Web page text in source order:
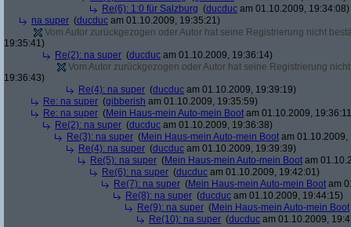
Re(6): 1:0 für Salzburg (ducduc am 01.10.2009, 19:34:08)
na super (ducduc am 01.10.2009, 19:35:21)
Vom Autor zurückgezogen oder Autor hat seine Registrierung nicht
19:35:41)
Re(2): na super (ducduc am 01.10.2009, 19:36:14)
Vom Autor zurückgezogen oder Autor hat seine Registrierung
19:36:43)
Re(4): na super (ducduc am 01.10.2009, 19:39:19)
Re: na super (gibberish am 01.10.2009, 19:35:59)
Re: na super (Mein Haus-mein Auto-mein Boot am 01.10.2009,
Re(2): na super (ducduc am 01.10.2009, 19:36:38)
Re(3): na super (Mein Haus-mein Auto-mein Boot am 01.10.2009,
Re(4): na super (ducduc am 01.10.2009, 19:39:39)
Re(5): na super (Mein Haus-mein Auto-mein Boot am
Re(6): na super (ducduc am 01.10.2009, 19:42:01)
Re(7): na super (Mein Haus-mein Auto-mein Boot am
Re(8): na super (ducduc am 01.10.2009, 19:44:15)
Re(9): na super (Mein Haus-mein Auto-mein Boot
Re(10): na super (ducduc am 01.10.2009,